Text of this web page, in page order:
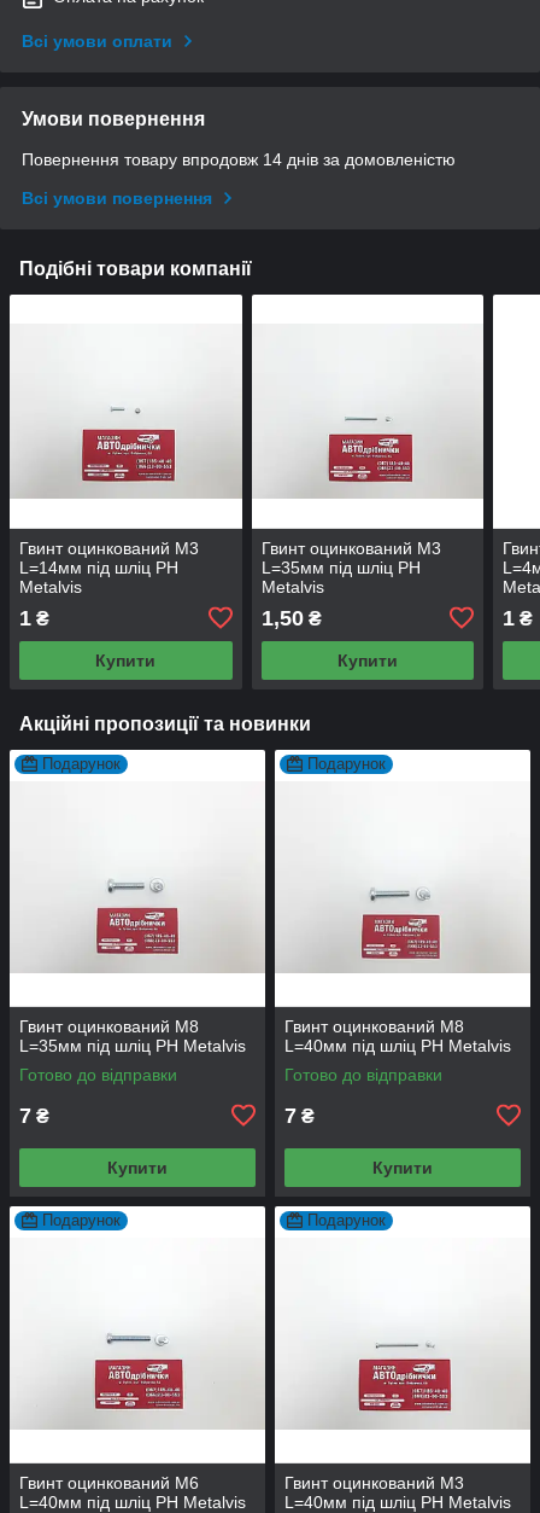
Всі умови оплати
Умови повернення
Повернення товару впродовж 14 днів за домовленістю
Всі умови повернення
Подібні товари компанії
Гвинт оцинкований М3
L=14мм під шліц PH
Metalvis
1 ₴
Купити
Гвинт оцинкований М3
L=35мм під шліц PH
Metalvis
1,50₴
Купити
1 ₴
Акційні пропозиції та новинки
Подарунок
Гвинт оцинкований М8
L=35мм під шліц PH Metalvis
Готово до відправки
7 ₴
Купити
Подарунок
Гвинт оцинкований М8
L=40мм під шліц PH Metalvis
Готово до відправки
7 ₴
Купити
Подарунок
Гвинт оцинкований М6
L=40мм під шліц PH Metalvis
Подарунок
Гвинт оцинкований М3
L=40мм під шліц PH Metalvis